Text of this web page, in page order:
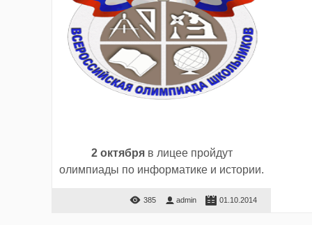
2 октябряв лицее пройдут
олимпиады по информатике и истории.
385 admin 01.10.2014